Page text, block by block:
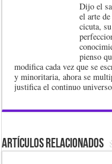
Dijo el
el arte
cicuta,
pienso
modifica cada vez que se
y minoritaria, ahora se
justifica el continuo
Artículos Relacionados